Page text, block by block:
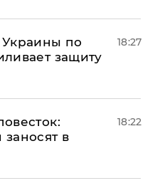
Украины по
защиту
18:27
заносят в
18:22